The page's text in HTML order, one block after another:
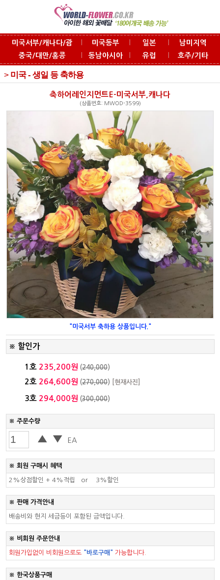
미국서부/캐나다/괌 미국동부 일본
남미지역
중국/대만/홍콩
동남아시아 유럽 호주/기타
> 미국 - 생일 등 축하용
축하어레인지먼트E-미국서부,캐나다
(상품번호: MWOD-3599)
"미국서부 축하용 상품입니다."
※ 할인가
1호 235,200원 (240,000)
2호 264,600원 (270,000) [현재사진]
3호 294,000원 (300,000)
※ 주문수량
▲ ▼ EA
※ 회원 구매시 혜택
2%상점할인 + 4%적립 or 3%할인
※ 판매 가격안내
배송비와 현지 세금등이 포함된 금액입니다.
※ 비회원 주문안내
회원가입없이 비회원으로도 "바로구매"가능합니다.
※ 한국상품구매